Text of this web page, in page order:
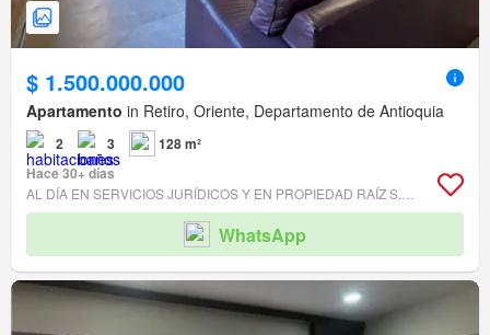
$ 1.500.000.000
Apartamento in Retiro, Oriente, Departamento de Antioquia
2 3
128 m²
Hace 30+ días
WhatsApp